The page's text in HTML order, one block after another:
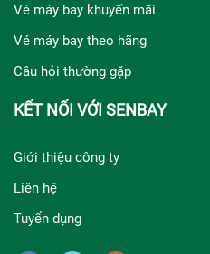
Vé máy bay khuyến mãi
Vé máy bay theo hãng
Câu hỏi thường gặp
KẾT NỐI VỚI SENBAY
Giới thiệu công ty
Liên hệ
Tuyển dụng